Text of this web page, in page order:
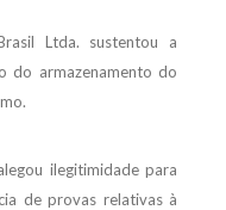
Ltda. sustentou a
do armazenamento do
ilegitimidade para
de provas relativas à